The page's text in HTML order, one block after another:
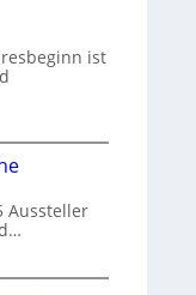
ist
Aussteller